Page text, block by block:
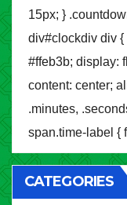
15px; }
div#clockdiv div {
#ffeb3b; display:
content: center;
.minutes,
span.time-label {
CATEGORIES